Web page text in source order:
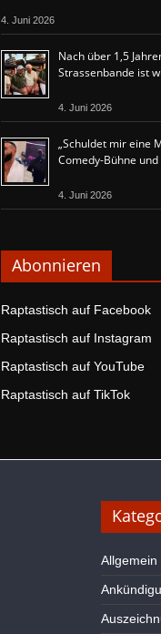
4. Juni 2026
Nach über 1,5
Strassenbande ist
4. Juni 2026
„Schuldet mir eine
Comedy-Bühne
4. Juni 2026
Abonnieren
Raptastisch auf Facebook
Raptastisch auf Instagram
Raptastisch auf YouTube
Raptastisch auf TikTok
Allgemein